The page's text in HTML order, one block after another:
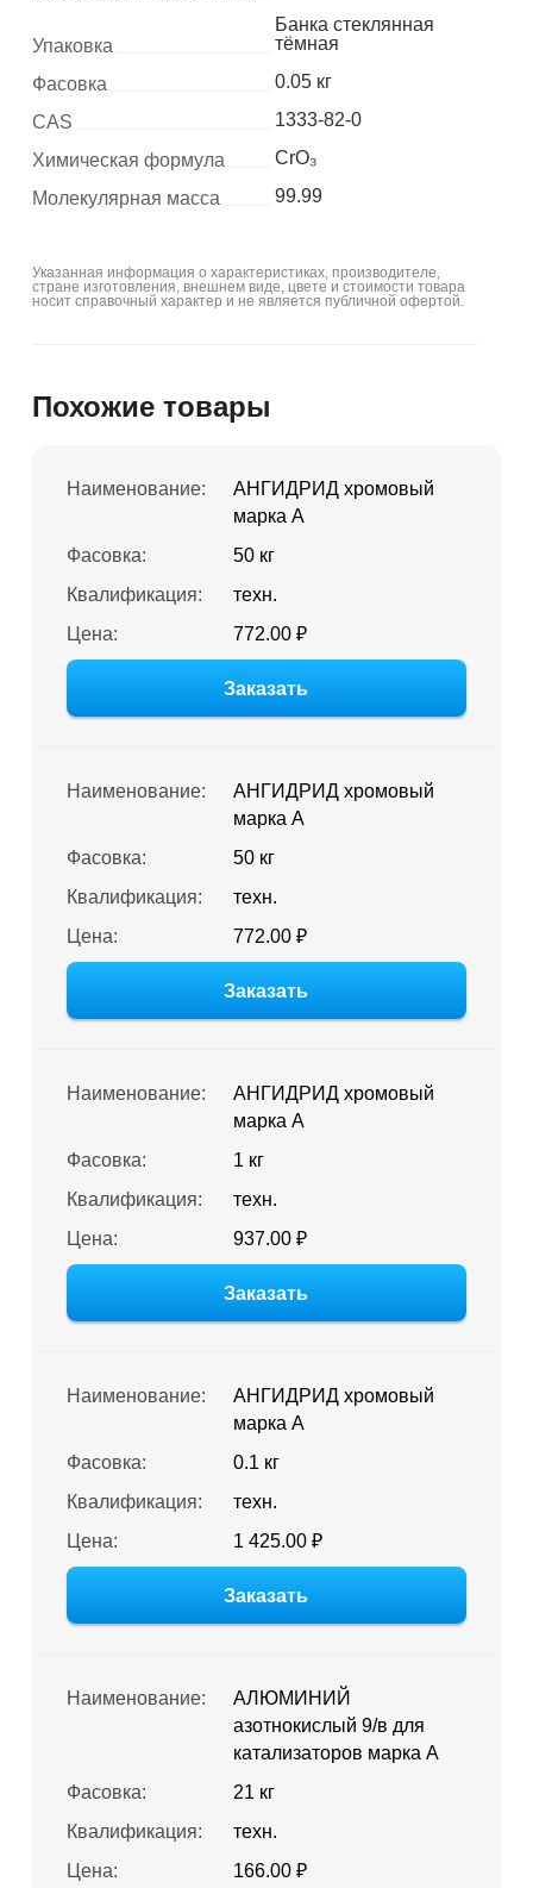
Упаковка
Банка стеклянная
тёмная
Фасовка
0.05 кг
CAS
1333-82-0
Химическая формула
CrO₃
Молекулярная масса
99.99
Указанная информация о характеристиках, производителе,
стране изготовления, внешнем виде, цвете и стоимости товара
носит справочный характер и не является публичной офертой.
Похожие товары
Наименование:
АНГИДРИД хромовый
марка А
Фасовка:
50 кг
Квалификация:
техн.
Цена:
772.00 ₽
Заказать
Наименование:
АНГИДРИД хромовый
марка А
Фасовка:
50 кг
Квалификация:
техн.
Цена:
772.00 ₽
Заказать
Наименование:
АНГИДРИД хромовый
марка А
Фасовка:
1 кг
Квалификация:
техн.
Цена:
937.00 ₽
Заказать
Наименование:
АНГИДРИД хромовый
марка А
Фасовка:
0.1 кг
Квалификация:
техн.
Цена:
1 425.00 ₽
Заказать
Наименование:
АЛЮМИНИЙ
азотнокислый 9/в для
катализаторов марка А
Фасовка:
21 кг
Квалификация:
техн.
Цена:
166.00 ₽